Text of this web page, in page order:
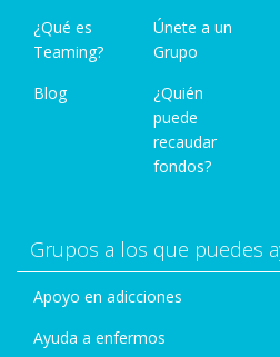
¿Qué es
Teaming?
Blog
Únete a un
Grupo
¿Quién
puede
recaudar
fondos?
Grupos a los que puedes
Apoyo en adicciones
Ayuda a enfermos